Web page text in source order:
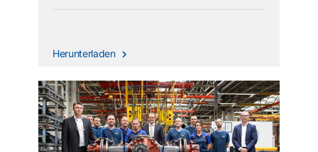
Herunterladen